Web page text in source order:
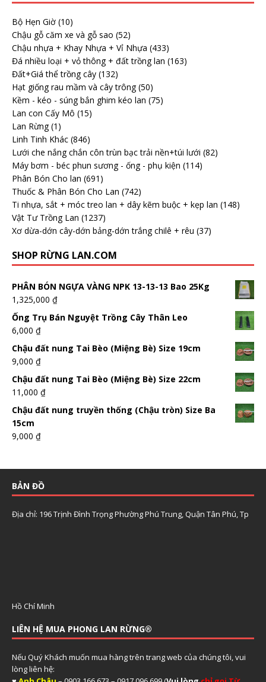
Bộ Hẹn Giờ (10)
Chậu gỗ căm xe và gỗ sao (52)
Chậu nhựa + Khay Nhựa + Vỉ Nhựa (433)
Đá nhiều loại + vỏ thông + đất trồng lan (163)
Đất+Giá thể trồng cây (132)
Hạt giống rau mầm và cây trông (50)
Kềm - kéo - súng bắn ghim kéo lan (75)
Lan con Cấy Mô (15)
Lan Rừng (1)
Linh Tinh Khác (846)
Lưới che nắng chắn côn trùn bạc trải nền+túi lưới (82)
Máy bơm - béc phun sương - ống - phụ kiện (114)
Phân Bón Cho lan (691)
Thuốc & Phân Bón Cho Lan (742)
Ti nhựa, sắt + móc treo lan + dây kẽm buộc + kẹp lan (148)
Vật Tư Trồng Lan (1237)
Xơ dừa-dớn cây-dớn bảng-dớn trắng chilê + rêu (37)
SHOP RỪNG LAN.COM
PHÂN BÓN NGỰA VÀNG NPK 13-13-13 Bao 25Kg
1,325,000 ₫
Ống Trụ Bán Nguyệt Trồng Cây Thân Leo
6,000 ₫
Chậu đất nung Tai Bèo (Miệng Bè) Size 19cm
9,000 ₫
Chậu đất nung Tai Bèo (Miệng Bè) Size 22cm
11,000 ₫
Chậu đất nung truyền thống (Chậu tròn) Size Ba
15cm
9,000 ₫
BẢN ĐỒ
Địa chỉ: 196 Trịnh Đình Trọng Phường Phú Trung, Quận Tân Phú, Tp
Hồ Chí Minh
LIÊN HỆ MUA PHONG LAN RỪNG®
Nếu Quý Khách muốn mua hàng trên trang web của chúng tôi, vui
lòng liên hệ: